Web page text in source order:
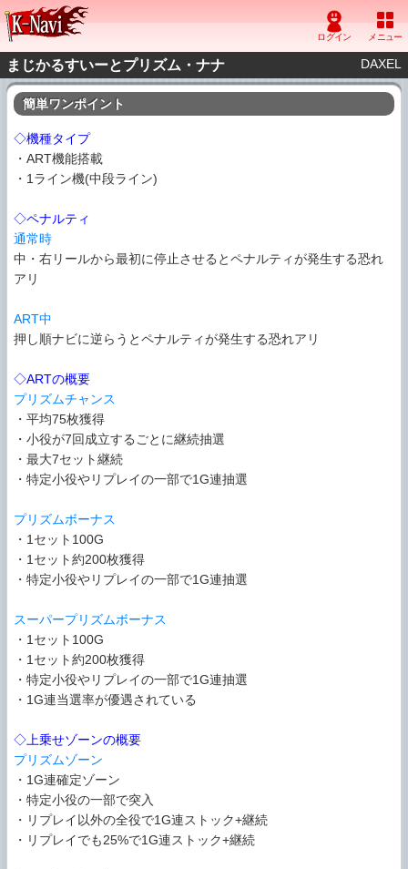
まじかるすいーとプリズム・ナナ DAXEL
簡単ワンポイント
◇機種タイプ
・ART機能搭載
・1ライン機(中段ライン)
◇ペナルティ
通常時
中・右リールから最初に停止させるとペナルティが発生する恐れ
アリ
ART中
押し順ナビに逆らうとペナルティが発生する恐れアリ
◇ARTの概要
プリズムチャンス
・平均75枚獲得
・小役が7回成立するごとに継続抽選
・最大7セット継続
・特定小役やリプレイの一部で1G連抽選
プリズムボーナス
・1セット100G
・1セット約200枚獲得
・特定小役やリプレイの一部で1G連抽選
スーパープリズムボーナス
・1セット100G
・1セット約200枚獲得
・特定小役やリプレイの一部で1G連抽選
・1G連当選率が優遇されている
◇上乗せゾーンの概要
プリズムゾーン
・1G連確定ゾーン
・特定小役の一部で突入
・リプレイ以外の全役で1G連ストック+継続
・リプレイでも25%で1G連ストック+継続